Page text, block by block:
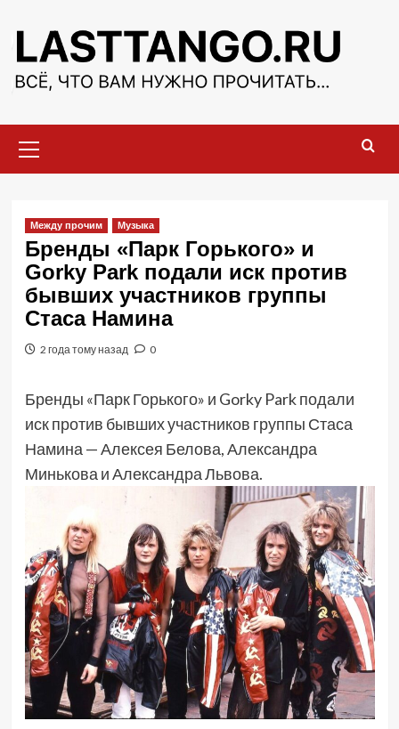
содержимому
меню
Между прочим Музыка
Бренды «Парк Горького» и
Gorky Park подали иск против
бывших участников группы
Стаса Намина
2 года тому назад 0
Бренды «Парк Горького» и Gorky Park подали
иск против бывших участников группы Стаса
Намина — Алексея Белова, Александра
Минькова и Александра Львова.